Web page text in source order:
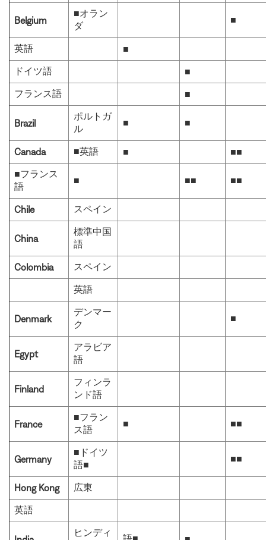
Belgium
■オラン
ダ
■
英語 ■
ドイツ語 ■
フランス語 ■
Brazil
ポルトガ
ル
■ ■
Canada ■英語 ■ ■■
■フランス
語
■ ■■ ■■
Chile スペイン
China
標準中国
語
Colombia スペイン
英語
Denmark
デンマー
ク
■
Egypt
アラビア
語
Finland
フィンラ
ンド語
France
■フラン
ス語
■ ■■
Germany
■ドイツ
語■
■■
Hong Kong 広東
英語
ヒンディ